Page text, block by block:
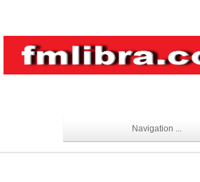
Navigation ...